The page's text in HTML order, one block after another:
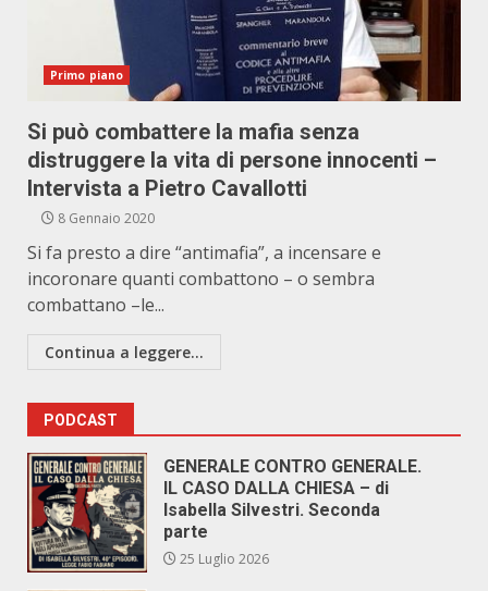
Primo piano
Si può combattere la mafia senza
distruggere la vita di persone innocenti –
Intervista a Pietro Cavallotti
8 Gennaio 2020
Si fa presto a dire “antimafia”, a incensare e
incoronare quanti combattono – o sembra
combattano –le...
Continua a leggere...
PODCAST
GENERALE CONTRO GENERALE.
IL CASO DALLA CHIESA – di
Isabella Silvestri. Seconda
parte
25 Luglio 2026